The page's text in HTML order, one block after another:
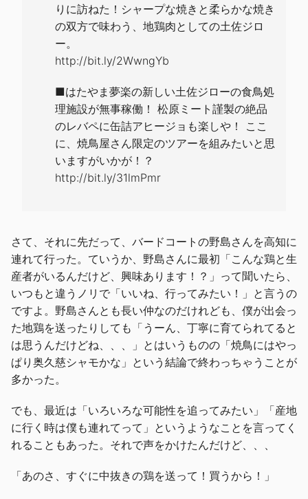
りに訪ねた！シャープな焼きと柔らかな焼き
の双方で味わう、地鶏肉としての土佐ジロ
ー。
http://bit.ly/2WwngYb
■はたやま夢楽の新しい土佐ジローの食鳥処
理施設が無事稼働！ 松原ミート謹製の絶品
のレバペに缶詰アヒージョも楽しや！ ここ
に、焼鳥屋さん限定のツアーを組みたいと思
いますがいかが！？
http://bit.ly/31lmPmr
さて、それに先だって、バードコートの野島さんを高知に
連れて行った。ていうか、野島さんに最初「こんな鶏と生
産者がいるんだけど、興味あります！？」って聞いたら、
いつもと違うノリで「いいね、行ってみたい！」と言うの
ですよ。野島さんとも長い仲なのだけれども、僕が出会っ
た地鶏を送ったりしても「うーん、丁寧に育てられてると
は思うんだけどね、、、」とはいうものの「焼鳥にはやっ
ぱり奥久慈シャモかな」という結論で終わっちゃうことが
多かった。
でも、最近は「いろいろな可能性を追ってみたい」「産地
に行く時は僕も連れてって」というようなことを言ってく
れることもあった。それで声をかけたんだけど、、、
「あのさ、すぐに中抜きの鶏を送って！買うから！」